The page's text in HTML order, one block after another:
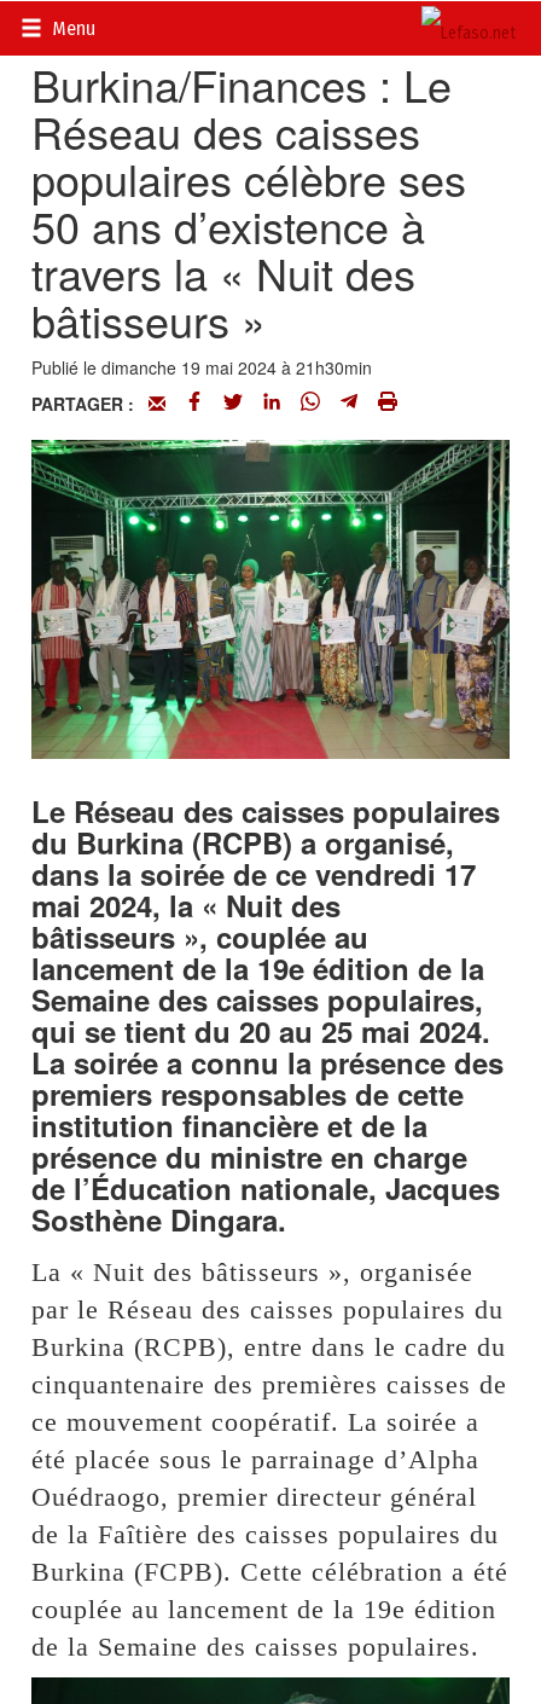
Menu
Accueil>
Burkina/Finances : Le
Réseau des caisses
populaires célèbre ses
50 ans d’existence à
travers la « Nuit des
bâtisseurs »
Publié le dimanche 19 mai 2024 à 21h30min
PARTAGER :
Le Réseau des caisses populaires
du Burkina (RCPB) a organisé,
dans la soirée de ce vendredi 17
mai 2024, la « Nuit des
bâtisseurs », couplée au
lancement de la 19e édition de la
Semaine des caisses populaires,
qui se tient du 20 au 25 mai 2024.
La soirée a connu la présence des
premiers responsables de cette
institution financière et de la
présence du ministre en charge
de l’Éducation nationale, Jacques
Sosthène Dingara.
La « Nuit des bâtisseurs », organisée
par le Réseau des caisses populaires du
Burkina (RCPB), entre dans le cadre du
cinquantenaire des premières caisses de
ce mouvement coopératif. La soirée a
été placée sous le parrainage d’Alpha
Ouédraogo, premier directeur général
de la Faîtière des caisses populaires du
Burkina (FCPB). Cette célébration a été
couplée au lancement de la 19e édition
de la Semaine des caisses populaires.